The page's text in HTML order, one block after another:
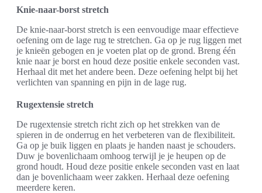
Knie-naar-borst stretch
De knie-naar-borst stretch is een eenvoudige maar effectieve
oefening om de lage rug te stretchen. Ga op je rug liggen met
je knieën gebogen en je voeten plat op de grond. Breng één
knie naar je borst en houd deze positie enkele seconden vast.
Herhaal dit met het andere been. Deze oefening helpt bij het
verlichten van spanning en pijn in de lage rug.
Rugextensie stretch
De rugextensie stretch richt zich op het strekken van de
spieren in de onderrug en het verbeteren van de flexibiliteit.
Ga op je buik liggen en plaats je handen naast je schouders.
Duw je bovenlichaam omhoog terwijl je je heupen op de
grond houdt. Houd deze positie enkele seconden vast en laat
dan je bovenlichaam weer zakken. Herhaal deze oefening
meerdere keren.